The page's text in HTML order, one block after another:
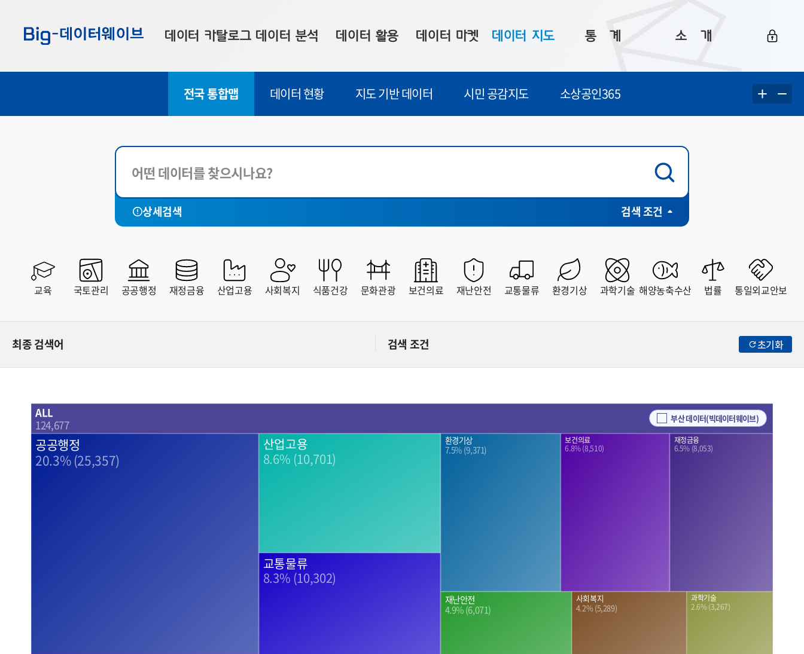
기
기
기
데이터 카탈로그
부산데이터
연계 데이터
데이터 제공 신청
데이터 오류 신고
데이터 분석
우수사례
데이터 활용
시각화 서비스
주소 좌표 변환
데이터 마켓
맞춤형 의뢰
판매자 신청
마켓 이용 안내
데이터 지도
데이터 현황
시민 공감지도
통ㅤ계
통계로 보는 부산
통계 알림
소ㅤ개
이용 안내
이용 문의 및 개선 요청
전국 통합맵 데이터 현황 지도 기반 데이터 시민 공감지도 소상공인365
상세검색 검색 조건
전체
세종특별자치시
서울특별시
대구광역시
인천광역시
울산광역시
경기도
충청북도
충청남도
전라남도
경상북도
강원특별자치도
전북특별자치도
전체
공공데이터포털
공간융합
교통
디지털산업혁신
라이프로그
부동산
산림
소방안전
연안
유통
전체 유료
부분유료
교육 국토관리 공공행정 재정금융 산업고용 사회복지 식품건강 문화관광 보건의료 재난안전 교통물류 환경기상 과학기술 해양농축수산 법률 통일외교안보
최종 검색어 검색 조건 초기화
부산 데이터(빅데이터웨이브)
공공행정
20.3% (25,357)
산업고용
8.6% (10,701)
교통물류
8.3% (10,302)
환경기상
7.5% (9,371)
보건의료
6.8% (8,510)
재정금융
6.5% (8,053)
재난안전
4.9% (6,071)
사회복지
4.2% (5,289)
과학기술
2.6% (3,267)
ALL
124,677